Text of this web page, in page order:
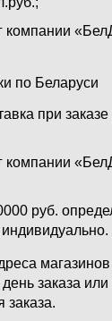
компании
по Беларуси
при
компании
руб.
магазинов
заказа